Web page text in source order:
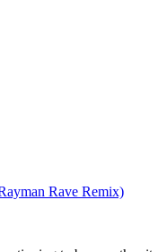
Rave Remix)